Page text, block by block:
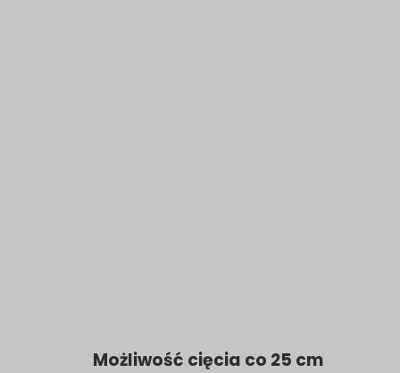
Możliwość cięcia co 25 cm